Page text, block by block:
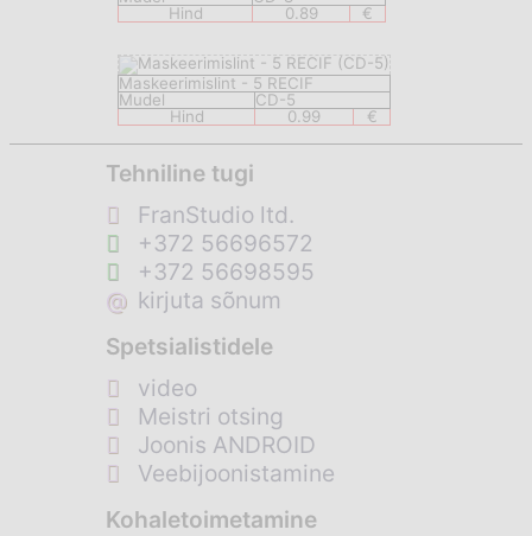
Hind
0.89 €
Maskeerimislint - 5 RECIF
Mudel
CD-5
Hind
0.99 €
Tehniline tugi
FranStudio ltd.
+372 56696572
+372 56698595
@ kirjuta sõnum
Spetsialistidele
video
Meistri otsing
Joonis ANDROID
Veebijoonistamine
Kohaletoimetamine